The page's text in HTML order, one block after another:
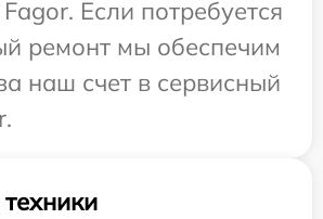
Если потребуется
ремонт мы обеспечим
наш счет в сервисный